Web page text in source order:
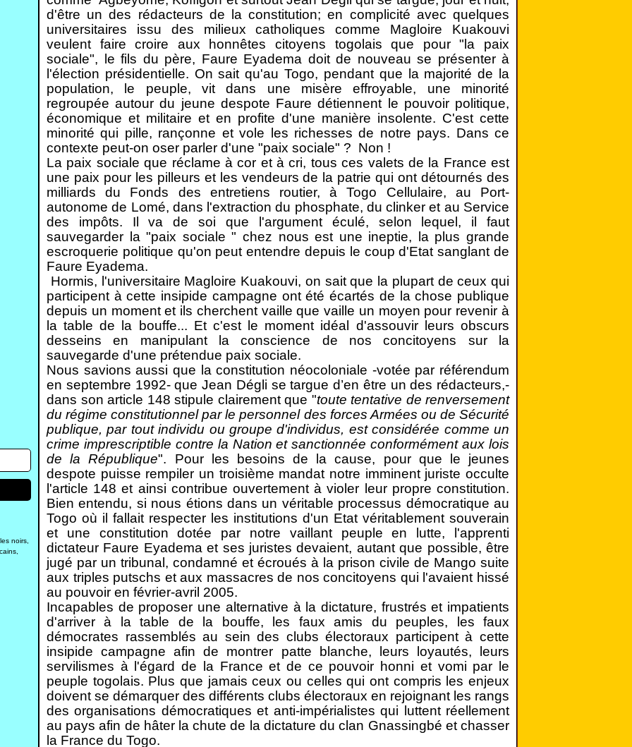
noirs,
d'être un des rédacteurs de la constitution; en complicité avec quelques
universitaires issu des milieux catholiques comme Magloire Kuakouvi
veulent faire croire aux honnêtes citoyens togolais que pour "la paix
sociale", le fils du père, Faure Eyadema doit de nouveau se présenter à
l'élection présidentielle. On sait qu'au Togo, pendant que la majorité de la
population, le peuple, vit dans une misère effroyable, une minorité
regroupée autour du jeune despote Faure détiennent le pouvoir politique,
économique et militaire et en profite d'une manière insolente. C'est cette
minorité qui pille, rançonne et vole les richesses de notre pays. Dans ce
contexte peut-on oser parler d'une "paix sociale" ? Non !
La paix sociale que réclame à cor et à cri, tous ces valets de la France est
une paix pour les pilleurs et les vendeurs de la patrie qui ont détournés des
milliards du Fonds des entretiens routier, à Togo Cellulaire, au Port-
autonome de Lomé, dans l'extraction du phosphate, du clinker et au Service
des impôts. Il va de soi que l'argument éculé, selon lequel, il faut
sauvegarder la "paix sociale " chez nous est une ineptie, la plus grande
escroquerie politique qu'on peut entendre depuis le coup d'Etat sanglant de
Faure Eyadema.
Hormis, l'universitaire Magloire Kuakouvi, on sait que la plupart de ceux qui
participent à cette insipide campagne ont été écartés de la chose publique
depuis un moment et ils cherchent vaille que vaille un moyen pour revenir à
la table de la bouffe... Et c'est le moment idéal d'assouvir leurs obscurs
desseins en manipulant la conscience de nos concitoyens sur la
sauvegarde d'une prétendue paix sociale.
Nous savions aussi que la constitution néocoloniale -votée par référendum
en septembre 1992- que Jean Dégli se targue d’en être un des rédacteurs,-
dans son article 148 stipule clairement que "toute tentative de renversement
du régime constitutionnel par le personnel des forces Armées ou de Sécurité
publique, par tout individu ou groupe d'individus, est considérée comme un
crime imprescriptible contre la Nation et sanctionnée conformément aux lois
de la République". Pour les besoins de la cause, pour que le jeunes
despote puisse rempiler un troisième mandat notre imminent juriste occulte
l'article 148 et ainsi contribue ouvertement à violer leur propre constitution.
Bien entendu, si nous étions dans un véritable processus démocratique au
Togo où il fallait respecter les institutions d'un Etat véritablement souverain
et une constitution dotée par notre vaillant peuple en lutte, l'apprenti
dictateur Faure Eyadema et ses juristes devaient, autant que possible, être
jugé par un tribunal, condamné et écroués à la prison civile de Mango suite
aux triples putschs et aux massacres de nos concitoyens qui l'avaient hissé
au pouvoir en février-avril 2005.
Incapables de proposer une alternative à la dictature, frustrés et impatients
d'arriver à la table de la bouffe, les faux amis du peuples, les faux
démocrates rassemblés au sein des clubs électoraux participent à cette
insipide campagne afin de montrer patte blanche, leurs loyautés, leurs
servilismes à l'égard de la France et de ce pouvoir honni et vomi par le
peuple togolais. Plus que jamais ceux ou celles qui ont compris les enjeux
doivent se démarquer des différents clubs électoraux en rejoignant les rangs
des organisations démocratiques et anti-impérialistes qui luttent réellement
au pays afin de hâter la chute de la dictature du clan Gnassingbé et chasser
la France du Togo.